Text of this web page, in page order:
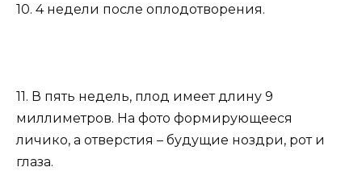
10. 4 недели после оплодотворения.
11. В пять недель, плод имеет длину 9
миллиметров. На фото формирующееся
личико, а отверстия – будущие ноздри, рот и
глаза.